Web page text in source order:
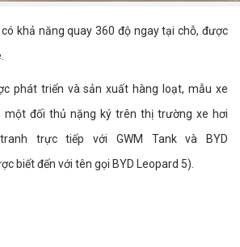
khả năng quay 360 độ ngay tại chỗ, được
phát triển và sản xuất hàng loạt, mẫu xe
một đối thủ nặng ký trên thị trường xe hơi
trực tiếp với GWM Tank và BYD
biết đến với tên gọi BYD Leopard 5).